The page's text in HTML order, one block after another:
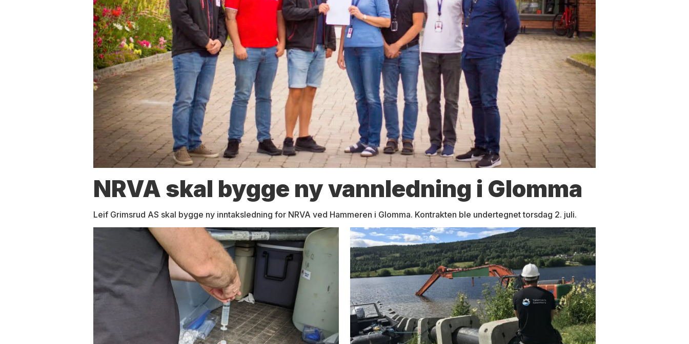
NRVA skal bygge ny vannledning i Glomma
Leif Grimsrud AS skal bygge ny inntaksledning for NRVA ved Hammeren i Glomma. Kontrakten ble undertegnet torsdag 2. juli.